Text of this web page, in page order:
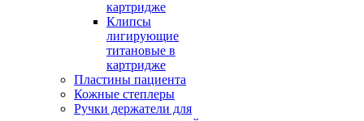
картридже
Клипсы
лигирующие
титановые в
картридже
Пластины пациента
Кожные степлеры
Ручки держатели для